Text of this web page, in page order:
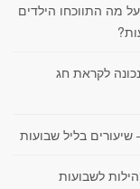
מה התווכחו הילדים
לקראת חג
שיעורים בליל שבועות
לשבועות